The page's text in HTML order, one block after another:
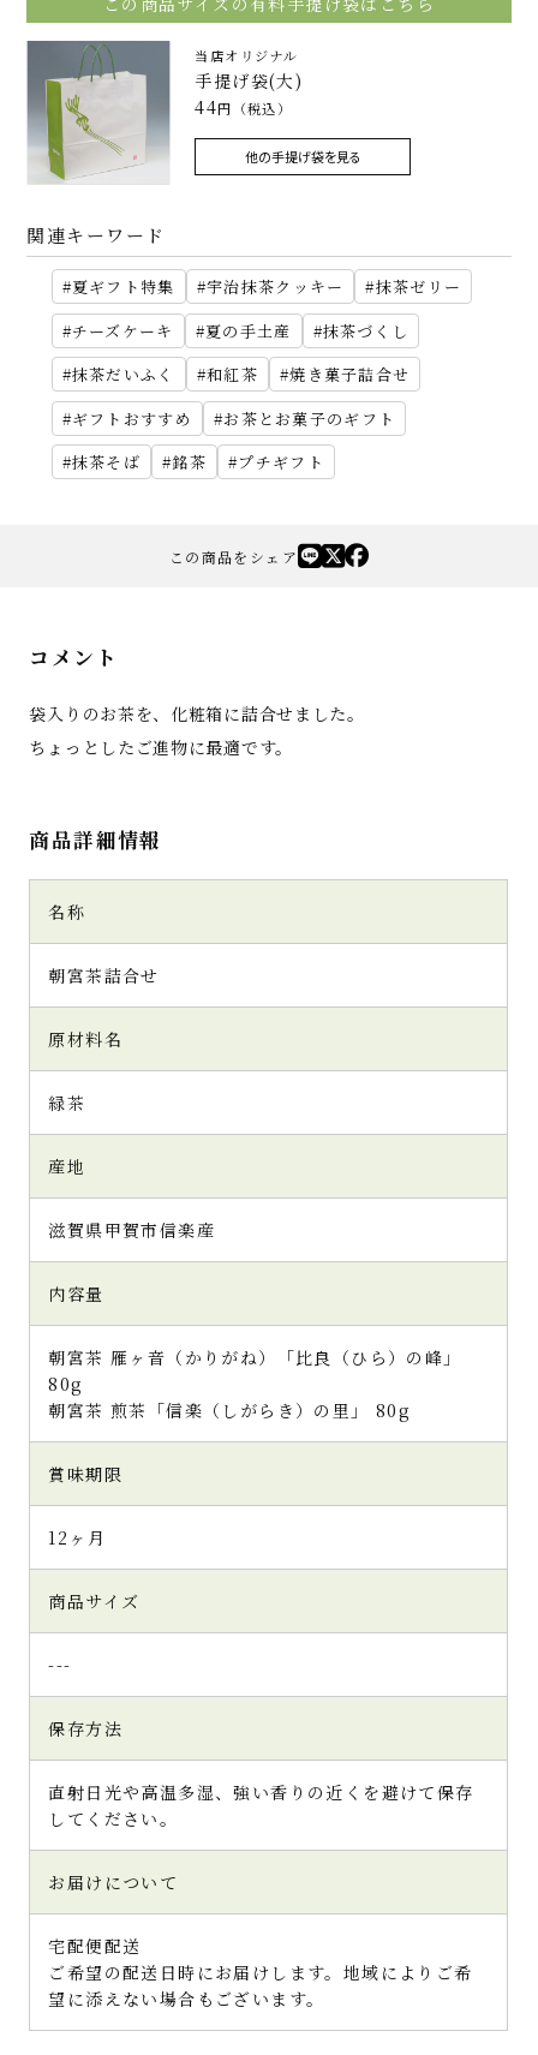
当店オリジナル
手提げ袋(大)
44円（税込）
他の手提げ袋を見る
関連キーワード
夏ギフト特集 宇治抹茶クッキー
抹茶ゼリー
チーズケーキ
夏の手土産
抹茶づくし
抹茶だいふく
和紅茶
焼き菓子詰合せ
ギフトおすすめ
お茶とお菓子のギフト
抹茶そば
銘茶 プチギフト
この商品をシェア
コメント
袋入りのお茶を、化粧箱に詰合せました。
ちょっとしたご進物に最適です。
商品詳細情報
名称
朝宮茶詰合せ
原材料名
緑茶
産地
滋賀県甲賀市信楽産
内容量
朝宮茶 雁ヶ音（かりがね）「比良（ひら）の峰」
80g
朝宮茶 煎茶「信楽（しがらき）の里」 80g
賞味期限
12ヶ月
商品サイズ
---
保存方法
直射日光や高温多湿、強い香りの近くを避けて保存
してください。
お届けについて
宅配便配送
ご希望の配送日時にお届けします。地域によりご希
望に添えない場合もございます。